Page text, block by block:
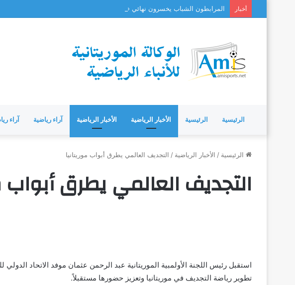
أخبار المرابطون الشباب يخسرون نهائي «كوتيف» بعد مسيرة مشرفة
الرئيسية الرئيسية الأخبار الرياضية الأخبار الرياضية آراء رياضية آراء
الرئيسية / الأخبار الرياضية / التجديف العالمي يطرق أبواب موريتانيا
التجديف العالمي يطرق أبواب
استقبل رئيس اللجنة الأولمبية الموريتانية عبد الرحمن عثمان موفد الاتحاد
تطوير رياضة التجديف في موريتانيا وتعزيز حضورها مستقبلاً.